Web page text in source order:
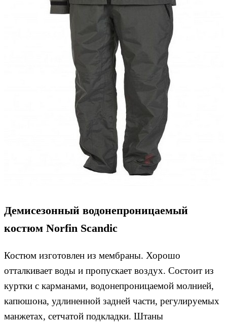
Демисезонный водонепроницаемый
костюм Norfin Scandic
Костюм изготовлен из мембраны. Хорошо
отталкивает воды и пропускает воздух. Состоит из
куртки с карманами, водонепроницаемой молнией,
капюшона, удлиненной задней части, регулируемых
манжетах, сетчатой подкладки. Штаны